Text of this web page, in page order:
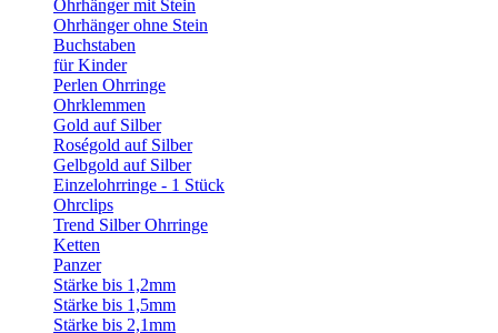
Ohrhänger mit Stein
Ohrhänger ohne Stein
Buchstaben
für Kinder
Perlen Ohrringe
Ohrklemmen
Gold auf Silber
Roségold auf Silber
Gelbgold auf Silber
Einzelohrringe - 1 Stück
Ohrclips
Trend Silber Ohrringe
Ketten
Panzer
Stärke bis 1,2mm
Stärke bis 1,5mm
Stärke bis 2,1mm